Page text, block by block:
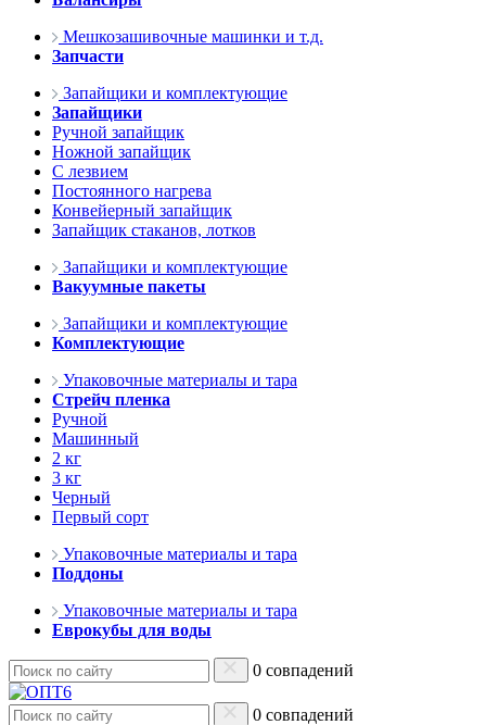
Мешкозашивочные машинки и т.д.
Запчасти
Запайщики и комплектующие
Запайщики
Ручной запайщик
Ножной запайщик
С лезвием
Постоянного нагрева
Конвейерный запайщик
Запайщик стаканов, лотков
Запайщики и комплектующие
Вакуумные пакеты
Запайщики и комплектующие
Комплектующие
Упаковочные материалы и тара
Стрейч пленка
Ручной
Машинный
2 кг
3 кг
Черный
Первый сорт
Упаковочные материалы и тара
Поддоны
Упаковочные материалы и тара
Еврокубы для воды
0 совпадений
0 совпадений